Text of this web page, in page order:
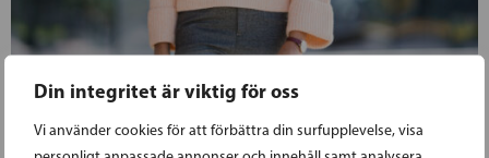
Din integritet är viktig för oss
Vi använder cookies för att förbättra din surfupplevelse, visa